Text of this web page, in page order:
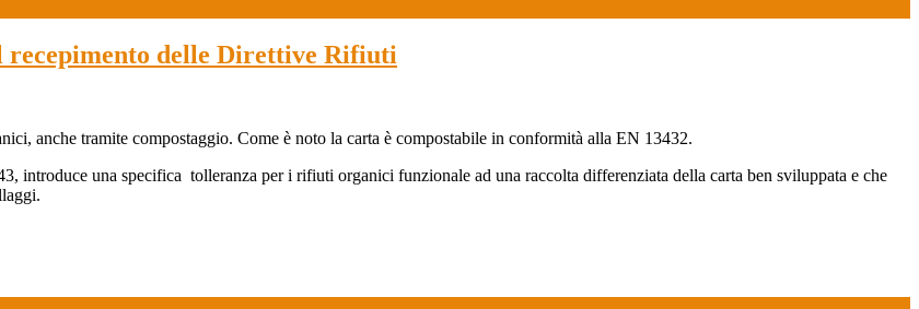
recepimento delle Direttive Rifiuti
anche tramite compostaggio. Come è noto la carta è compostabile in conformità alla EN 13432.
introduce una specifica tolleranza per i rifiuti organici funzionale ad una raccolta differenziata della carta ben sviluppata e che